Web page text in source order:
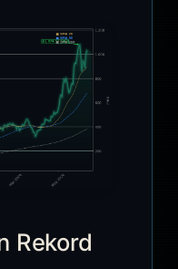
Rekord